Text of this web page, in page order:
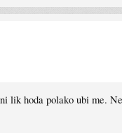
lik hoda polako ubi me.